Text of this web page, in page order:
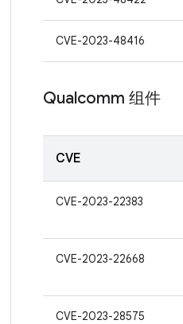
CVE-2023-48416
Qualcomm 组件
CVE
CVE-2023-22383
CVE-2023-22668
CVE-2023-28575